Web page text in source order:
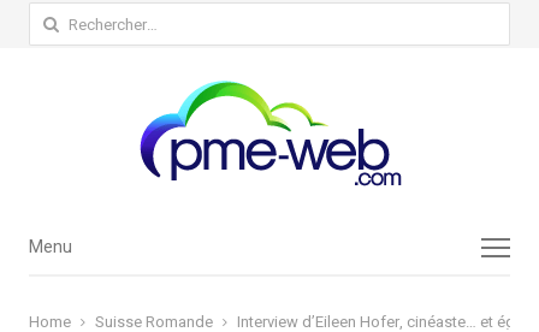
Rechercher :
Menu
Menu
Home Suisse Romande Interview d’Eileen Hofer, cinéaste… et